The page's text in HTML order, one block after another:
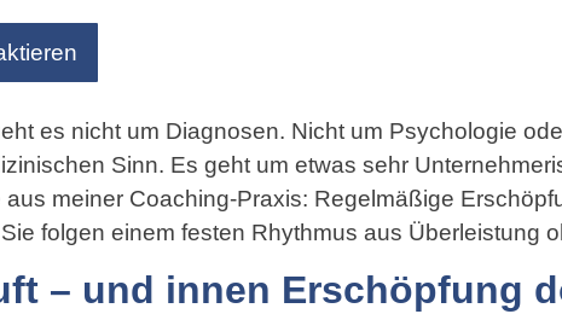
es nicht um Diagnosen. Nicht um Psychologie
Sinn. Es geht um etwas sehr
meiner Coaching-Praxis: Regelmäßige
folgen einem festen Rhythmus aus Überleistung
– und innen Erschöpfung